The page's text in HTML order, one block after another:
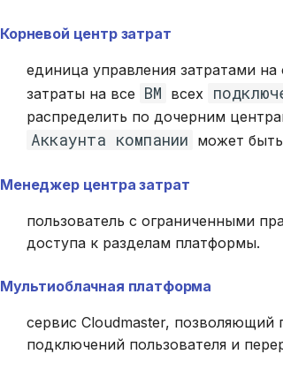
Корневой центр затрат
единица управления затратами
затраты на все ВМ всех
распределить по дочерним
Аккаунта компании может
Менеджер центра затрат
пользователь с ограниченными
доступа к разделам платформы.
Мультиоблачная платформа
сервис Cloudmaster, позволяющий
подключений пользователя и